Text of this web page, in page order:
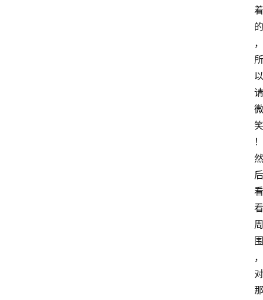
着
的
，
所
以
请
微
笑
！
然
后
看
看
周
围
，
对
那